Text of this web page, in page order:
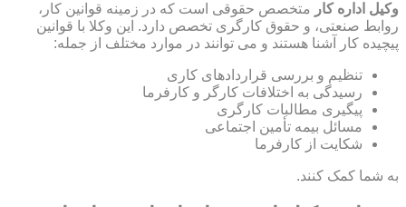
وکیل اداره کار متخصص حقوقی است که در زمینه قوانین کار،
روابط صنعتی، و حقوق کارگری تخصص دارد. این وکلا با قوانین
پیچیده کار آشنا هستند و می توانند در موارد مختلف از جمله:
تنظیم و بررسی قراردادهای کاری
رسیدگی به اختلافات کارگر و کارفرما
پیگیری مطالبات کارگری
مسائل بیمه تأمین اجتماعی
شکایت از کارفرما
به شما کمک کنند.